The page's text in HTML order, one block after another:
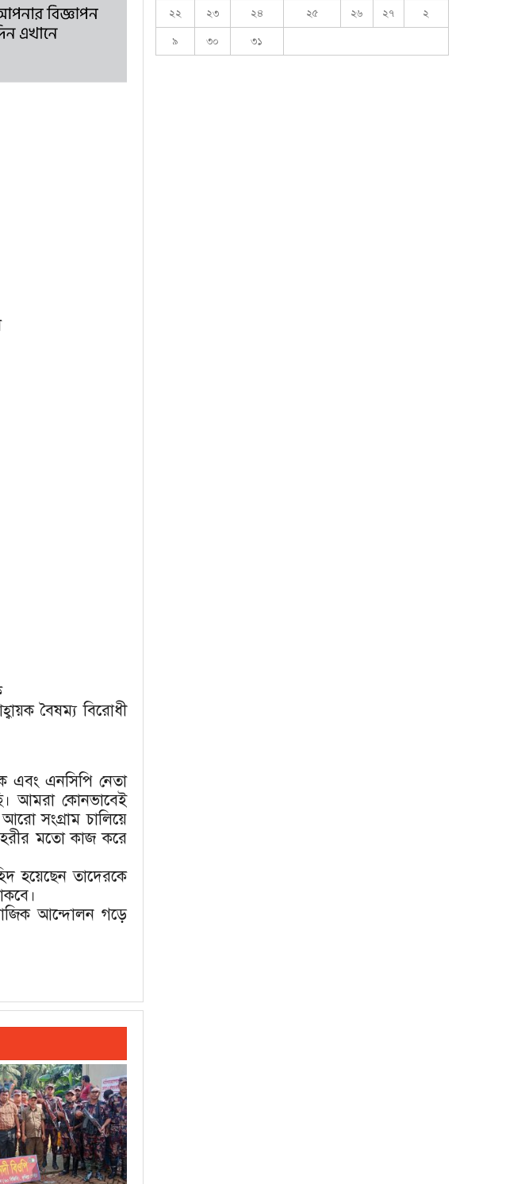
বৈষম্য বিরোধী
এবং এনসিপি নেতা
আমরা কোনভাবেই
সংগ্রাম চালিয়ে
মতো কাজ করে
হয়েছেন তাদেরকে
আন্দোলন গড়ে
২২ ২৩ ২৪ ২৫ ২৬ ২৭ ২
৯ ৩০ ৩১